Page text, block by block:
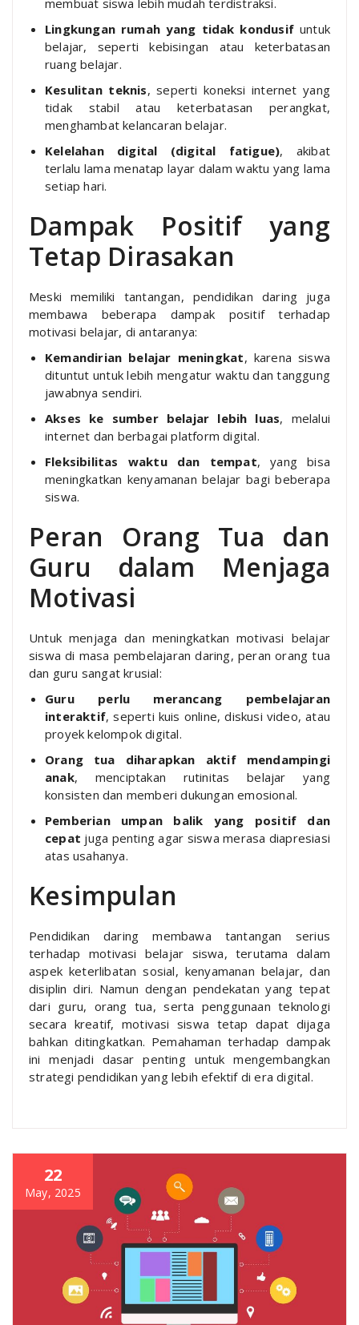
membuat siswa lebih mudah terdistraksi.
Lingkungan rumah yang tidak kondusif untuk
belajar, seperti kebisingan atau keterbatasan
ruang belajar.
Kesulitan teknis, seperti koneksi internet yang
tidak stabil atau keterbatasan perangkat,
menghambat kelancaran belajar.
Kelelahan digital (digital fatigue), akibat
terlalu lama menatap layar dalam waktu yang lama
setiap hari.
Dampak Positif yang
Tetap Dirasakan
Meski memiliki tantangan, pendidikan daring juga
membawa beberapa dampak positif terhadap
motivasi belajar, di antaranya:
Kemandirian belajar meningkat, karena siswa
dituntut untuk lebih mengatur waktu dan tanggung
jawabnya sendiri.
Akses ke sumber belajar lebih luas, melalui
internet dan berbagai platform digital.
Fleksibilitas waktu dan tempat, yang bisa
meningkatkan kenyamanan belajar bagi beberapa
siswa.
Peran Orang Tua dan
Guru dalam Menjaga
Motivasi
Untuk menjaga dan meningkatkan motivasi belajar
siswa di masa pembelajaran daring, peran orang tua
dan guru sangat krusial:
Guru perlu merancang pembelajaran
interaktif, seperti kuis online, diskusi video, atau
proyek kelompok digital.
Orang tua diharapkan aktif mendampingi
anak, menciptakan rutinitas belajar yang
konsisten dan memberi dukungan emosional.
Pemberian umpan balik yang positif dan
cepat juga penting agar siswa merasa diapresiasi
atas usahanya.
Kesimpulan
Pendidikan daring membawa tantangan serius
terhadap motivasi belajar siswa, terutama dalam
aspek keterlibatan sosial, kenyamanan belajar, dan
disiplin diri. Namun dengan pendekatan yang tepat
dari guru, orang tua, serta penggunaan teknologi
secara kreatif, motivasi siswa tetap dapat dijaga
bahkan ditingkatkan. Pemahaman terhadap dampak
ini menjadi dasar penting untuk mengembangkan
strategi pendidikan yang lebih efektif di era digital.
22
May, 2025